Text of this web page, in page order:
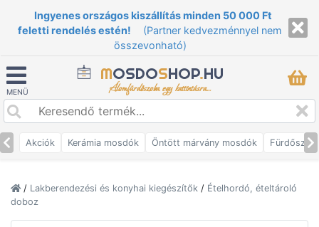
Ingyenes országos kiszállítás minden 50 000 Ft
feletti rendelés estén!
(Partner kedvezménnyel nem
összevonható)
MENÜ
MOSDOSHOP.HU
Álomfürdőszoba egy kattintásra...
Akciók Kerámia mosdók Öntött márvány mosdók
/ Lakberendezési és konyhai kiegészítők / Ételhordó, ételtároló
doboz